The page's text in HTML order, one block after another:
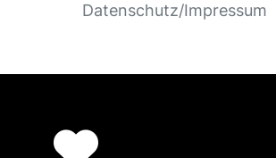
Datenschutz/Impressum